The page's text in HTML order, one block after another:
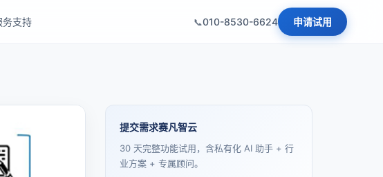
务支持 010-8530-6624 申请试用
提交需求赛凡智云
30 天完整功能试用，含私有化 AI 助手 + 行
业方案 + 专属顾问。